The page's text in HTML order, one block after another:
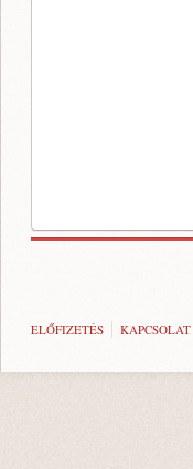
ELŐFIZETÉS KAPCSOLAT